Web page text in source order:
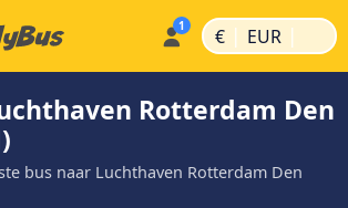
€ | EUR |
Rotterdam Den
bus naar Luchthaven Rotterdam Den